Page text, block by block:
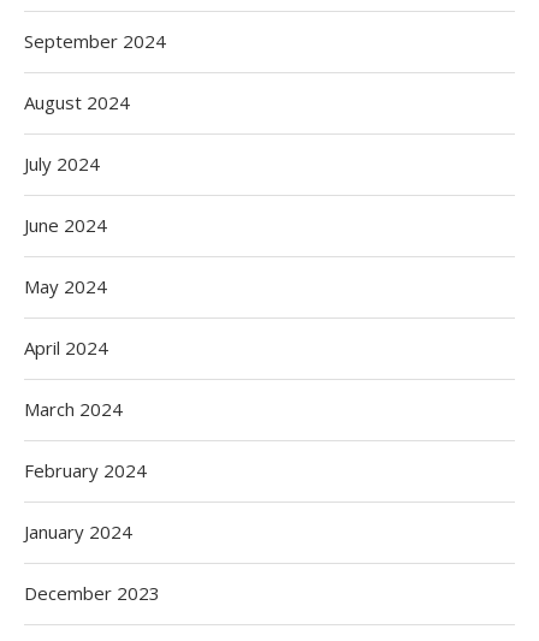
September 2024
August 2024
July 2024
June 2024
May 2024
April 2024
March 2024
February 2024
January 2024
December 2023